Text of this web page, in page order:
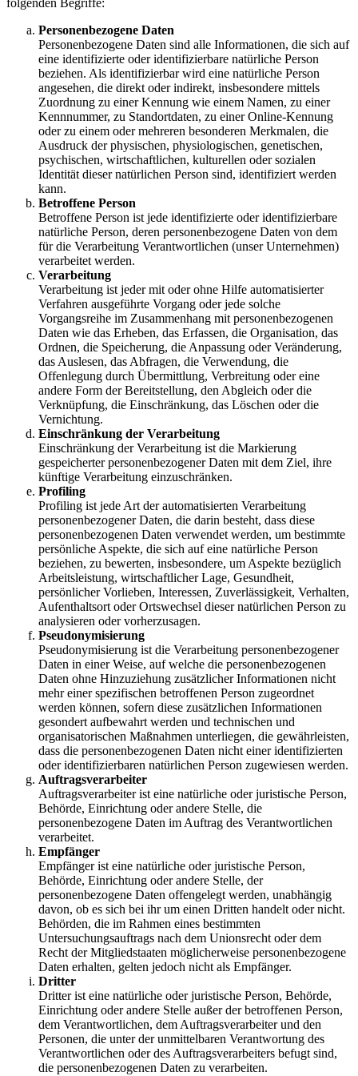
folgenden Begriffe:
Personenbezogene Daten
Personenbezogene Daten sind alle Informationen, die sich auf
eine identifizierte oder identifizierbare natürliche Person
beziehen. Als identifizierbar wird eine natürliche Person
angesehen, die direkt oder indirekt, insbesondere mittels
Zuordnung zu einer Kennung wie einem Namen, zu einer
Kennnummer, zu Standortdaten, zu einer Online-Kennung
oder zu einem oder mehreren besonderen Merkmalen, die
Ausdruck der physischen, physiologischen, genetischen,
psychischen, wirtschaftlichen, kulturellen oder sozialen
Identität dieser natürlichen Person sind, identifiziert werden
kann.
Betroffene Person
Betroffene Person ist jede identifizierte oder identifizierbare
natürliche Person, deren personenbezogene Daten von dem
für die Verarbeitung Verantwortlichen (unser Unternehmen)
verarbeitet werden.
Verarbeitung
Verarbeitung ist jeder mit oder ohne Hilfe automatisierter
Verfahren ausgeführte Vorgang oder jede solche
Vorgangsreihe im Zusammenhang mit personenbezogenen
Daten wie das Erheben, das Erfassen, die Organisation, das
Ordnen, die Speicherung, die Anpassung oder Veränderung,
das Auslesen, das Abfragen, die Verwendung, die
Offenlegung durch Übermittlung, Verbreitung oder eine
andere Form der Bereitstellung, den Abgleich oder die
Verknüpfung, die Einschränkung, das Löschen oder die
Vernichtung.
Einschränkung der Verarbeitung
Einschränkung der Verarbeitung ist die Markierung
gespeicherter personenbezogener Daten mit dem Ziel, ihre
künftige Verarbeitung einzuschränken.
Profiling
Profiling ist jede Art der automatisierten Verarbeitung
personenbezogener Daten, die darin besteht, dass diese
personenbezogenen Daten verwendet werden, um bestimmte
persönliche Aspekte, die sich auf eine natürliche Person
beziehen, zu bewerten, insbesondere, um Aspekte bezüglich
Arbeitsleistung, wirtschaftlicher Lage, Gesundheit,
persönlicher Vorlieben, Interessen, Zuverlässigkeit, Verhalten,
Aufenthaltsort oder Ortswechsel dieser natürlichen Person zu
analysieren oder vorherzusagen.
Pseudonymisierung
Pseudonymisierung ist die Verarbeitung personenbezogener
Daten in einer Weise, auf welche die personenbezogenen
Daten ohne Hinzuziehung zusätzlicher Informationen nicht
mehr einer spezifischen betroffenen Person zugeordnet
werden können, sofern diese zusätzlichen Informationen
gesondert aufbewahrt werden und technischen und
organisatorischen Maßnahmen unterliegen, die gewährleisten,
dass die personenbezogenen Daten nicht einer identifizierten
oder identifizierbaren natürlichen Person zugewiesen werden.
Auftragsverarbeiter
Auftragsverarbeiter ist eine natürliche oder juristische Person,
Behörde, Einrichtung oder andere Stelle, die
personenbezogene Daten im Auftrag des Verantwortlichen
verarbeitet.
Empfänger
Empfänger ist eine natürliche oder juristische Person,
Behörde, Einrichtung oder andere Stelle, der
personenbezogene Daten offengelegt werden, unabhängig
davon, ob es sich bei ihr um einen Dritten handelt oder nicht.
Behörden, die im Rahmen eines bestimmten
Untersuchungsauftrags nach dem Unionsrecht oder dem
Recht der Mitgliedstaaten möglicherweise personenbezogene
Daten erhalten, gelten jedoch nicht als Empfänger.
Dritter
Dritter ist eine natürliche oder juristische Person, Behörde,
Einrichtung oder andere Stelle außer der betroffenen Person,
dem Verantwortlichen, dem Auftragsverarbeiter und den
Personen, die unter der unmittelbaren Verantwortung des
Verantwortlichen oder des Auftragsverarbeiters befugt sind,
die personenbezogenen Daten zu verarbeiten.